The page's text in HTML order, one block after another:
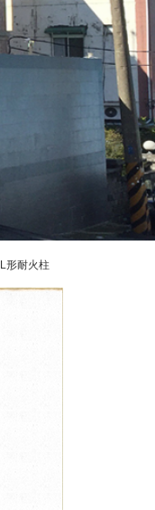
L形耐火柱